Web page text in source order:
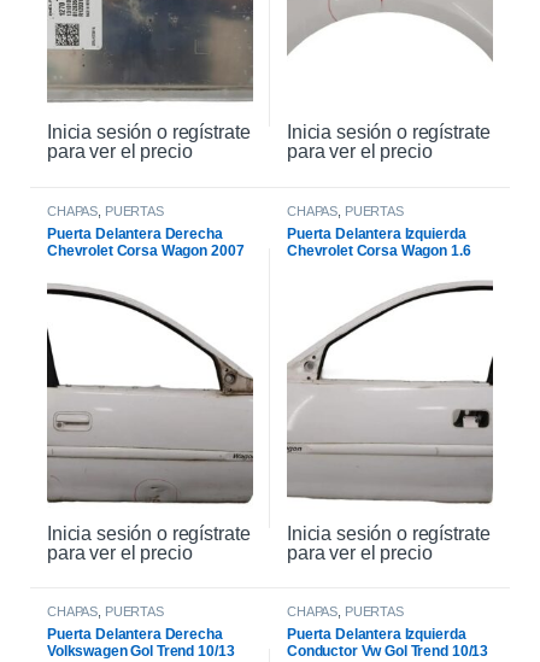
Inicia sesión o regístrate
para ver el precio
Inicia sesión o regístrate
para ver el precio
CHAPAS PUERTAS
Puerta Delantera Derecha
Chevrolet Corsa Wagon 2007
Inicia sesión o regístrate
para ver el precio
CHAPAS PUERTAS
Puerta Delantera Izquierda
Chevrolet Corsa Wagon 1.6
Inicia sesión o regístrate
para ver el precio
CHAPAS, PUERTAS
Puerta Delantera Derecha
Volkswagen Gol Trend 10/13
CHAPAS, PUERTAS
Puerta Delantera Izquierda
Conductor Vw Gol Trend 10/13